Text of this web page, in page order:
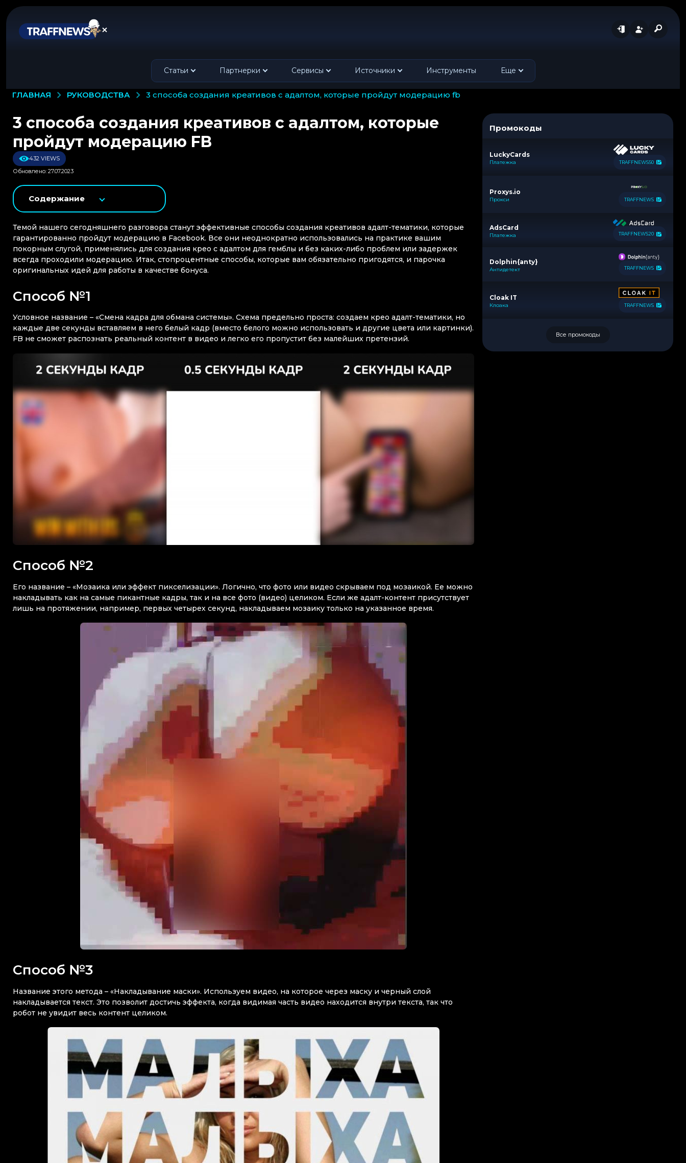
Статьи Партнерки Сервисы Источники Инструменты Еще
ГЛАВНАЯ РУКОВОДСТВА 3 способа создания креативов с адалтом, которые пройдут модерацию fb
3 способа создания креативов с адалтом, которые
пройдут модерацию FB
432 VIEWS
Обновлено: 27.07.2023
Содержание
Темой нашего сегодняшнего разговора станут эффективные способы создания креативов адалт-тематики, которые
гарантированно пройдут модерацию в Facebook. Все они неоднократно использовались на практике вашим
покорным слугой, применялись для создания крео с адалтом для гемблы и без каких-либо проблем или задержек
всегда проходили модерацию. Итак, стопроцентные способы, которые вам обязательно пригодятся, и парочка
оригинальных идей для работы в качестве бонуса.
Способ №1
Условное название – «Смена кадра для обмана системы». Схема предельно проста: создаем крео адалт-тематики, но
каждые две секунды вставляем в него белый кадр (вместо белого можно использовать и другие цвета или картинки).
FB не сможет распознать реальный контент в видео и легко его пропустит без малейших претензий.
Способ №2
Его название – «Мозаика или эффект пикселизации». Логично, что фото или видео скрываем под мозаикой. Ее можно
накладывать как на самые пикантные кадры, так и на все фото (видео) целиком. Если же адалт-контент присутствует
лишь на протяжении, например, первых четырех секунд, накладываем мозаику только на указанное время.
Способ №3
Название этого метода – «Накладывание маски». Используем видео, на которое через маску и черный слой
накладывается текст. Это позволит достичь эффекта, когда видимая часть видео находится внутри текста, так что
робот не увидит весь контент целиком.
Промокоды
LuckyCards
Платежка TRAFFNEWS50
Proxys.io
Прокси TRAFFNEWS
AdsCard
Платежка TRAFFNEWS20
Dolphin{anty}
Антидетект TRAFFNEWS
Cloak IT
Клоака TRAFFNEWS
Все промокоды